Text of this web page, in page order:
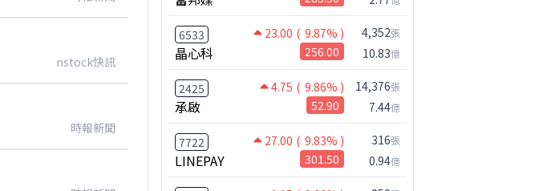
nstock快訊
時報新聞
6533 23.00 ( 9.87% )
晶心科 256.00
4,352張
10.83億
2425 4.75 ( 9.86% )
承啟 52.90
14,376張
7.44億
7722 27.00 ( 9.83% )
LINEPAY 301.50
316張
0.94億